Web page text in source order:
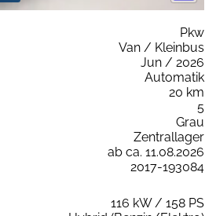
Pkw
Van / Kleinbus
Jun / 2026
Automatik
20 km
5
Grau
Zentrallager
ab ca. 11.08.2026
2017-193084
116 kW / 158 PS